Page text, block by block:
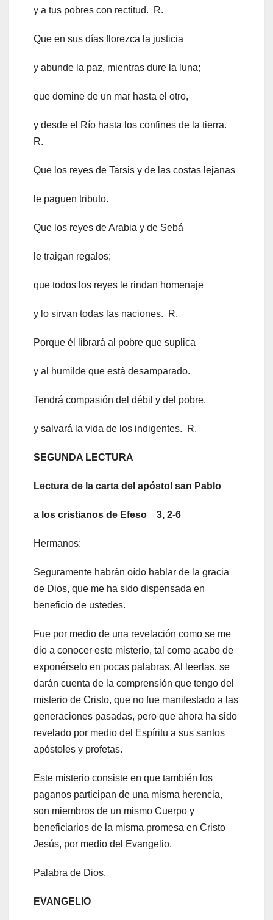
y a tus pobres con rectitud. R.
Que en sus días florezca la justicia
y abunde la paz, mientras dure la luna;
que domine de un mar hasta el otro,
y desde el Río hasta los confines de la tierra.
R.
Que los reyes de Tarsis y de las costas lejanas
le paguen tributo.
Que los reyes de Arabia y de Sebá
le traigan regalos;
que todos los reyes le rindan homenaje
y lo sirvan todas las naciones. R.
Porque él librará al pobre que suplica
y al humilde que está desamparado.
Tendrá compasión del débil y del pobre,
y salvará la vida de los indigentes. R.
SEGUNDA LECTURA
Lectura de la carta del apóstol san Pablo
a los cristianos de Efeso 3, 2-6
Hermanos:
Seguramente habrán oído hablar de la gracia
de Dios, que me ha sido dispensada en
beneficio de ustedes.
Fue por medio de una revelación como se me
dio a conocer este misterio, tal como acabo de
exponérselo en pocas palabras. Al leerlas, se
darán cuenta de la comprensión que tengo del
misterio de Cristo, que no fue manifestado a las
generaciones pasadas, pero que ahora ha sido
revelado por medio del Espíritu a sus santos
apóstoles y profetas.
Este misterio consiste en que también los
paganos participan de una misma herencia,
son miembros de un mismo Cuerpo y
beneficiarios de la misma promesa en Cristo
Jesús, por medio del Evangelio.
Palabra de Dios.
EVANGELIO